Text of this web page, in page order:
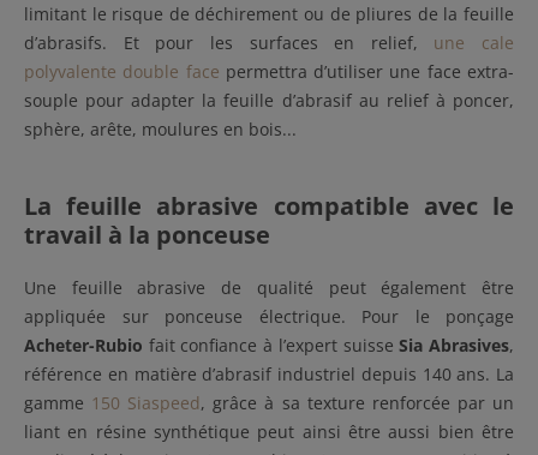
limitant le risque de déchirement ou de pliures de la feuille
d’abrasifs. Et pour les surfaces en relief, une cale
polyvalente double face permettra d’utiliser une face extra-
souple pour adapter la feuille d’abrasif au relief à poncer,
sphère, arête, moulures en bois...
La feuille abrasive compatible avec le
travail à la ponceuse
Une feuille abrasive de qualité peut également être
appliquée sur ponceuse électrique. Pour le ponçage
Acheter-Rubio fait confiance à l’expert suisseSia Abrasives,
référence en matière d’abrasif industriel depuis 140 ans. La
gamme 150 Siaspeed, grâce à sa texture renforcée par un
liant en résine synthétique peut ainsi être aussi bien être